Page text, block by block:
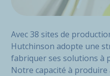
Avec 38 sites de
Hutchinson adopte une
fabriquer ses solutions à
Notre capacité à produire